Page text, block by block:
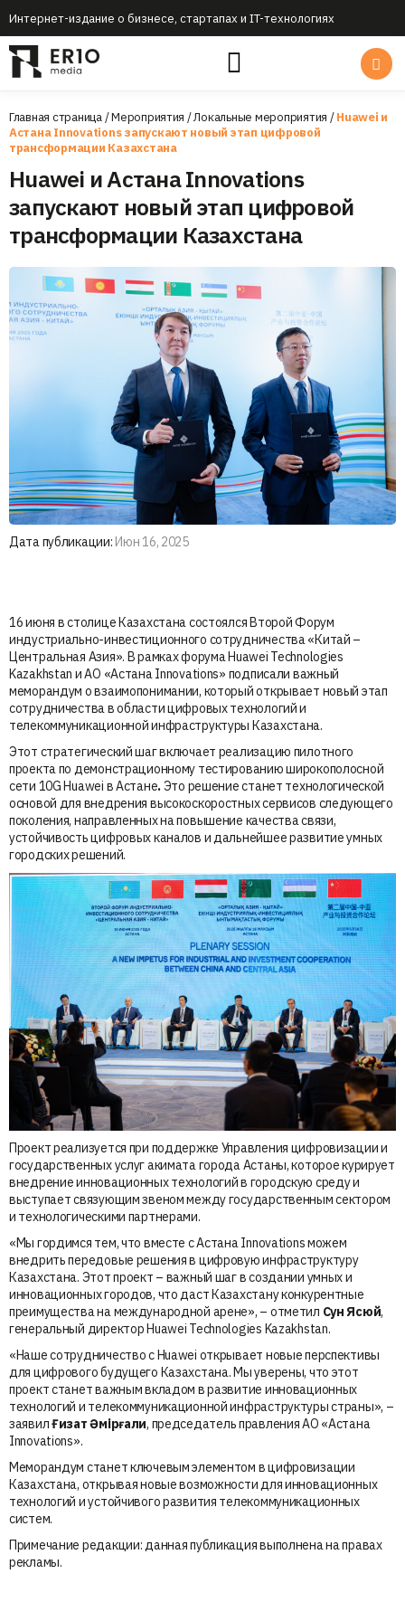
Интернет-издание о бизнесе, стартапах и IT-технологиях
Главная страница/Мероприятия /Локальные мероприятия /Huawei и
Aстана Innovations запускают новый этап цифровой
трансформации Казахстана
Huawei и Aстана Innovations
запускают новый этап цифровой
трансформации Казахстана
Дата публикации: Июн 16, 2025
16 июня в столице Казахстана состоялся Второй Форум
индустриально-инвестиционного сотрудничества «Китай –
Центральная Азия». В рамках форума Huawei Technologies
Kazakhstan и АО «Aстана Innovations» подписали важный
меморандум о взаимопонимании, который открывает новый этап
сотрудничества в области цифровых технологий и
телекоммуникационной инфраструктуры Казахстана.
Этот стратегический шаг включает реализацию пилотного
проекта по демонстрационному тестированию широкополосной
сети 10G Huawei в Астане.Это решение станет технологической
основой для внедрения высокоскоростных сервисов следующего
поколения, направленных на повышение качества связи,
устойчивость цифровых каналов и дальнейшее развитие умных
городских решений.
Проект реализуется при поддержке Управления цифровизации и
государственных услуг акимата города Астаны, которое курирует
внедрение инновационных технологий в городскую среду и
выступает связующим звеном между государственным сектором
и технологическими партнерами.
«Мы гордимся тем, что вместе с Aстана Innovations можем
внедрить передовые решения в цифровую инфраструктуру
Казахстана. Этот проект – важный шаг в создании умных и
инновационных городов, что даст Казахстану конкурентные
преимущества на международной арене», – отметил Сун Ясюй,
генеральный директор Huawei Technologies Kazakhstan.
«Наше сотрудничество с Huawei открывает новые перспективы
для цифрового будущего Казахстана. Мы уверены, что этот
проект станет важным вкладом в развитие инновационных
технологий и телекоммуникационной инфраструктуры страны», –
заявилҒизат Әмірғали, председатель правления АО «Aстана
Innovations».
Меморандум станет ключевым элементом в цифровизации
Казахстана, открывая новые возможности для инновационных
технологий и устойчивого развития телекоммуникационных
систем.
Примечание редакции: данная публикация выполнена на правах
рекламы.